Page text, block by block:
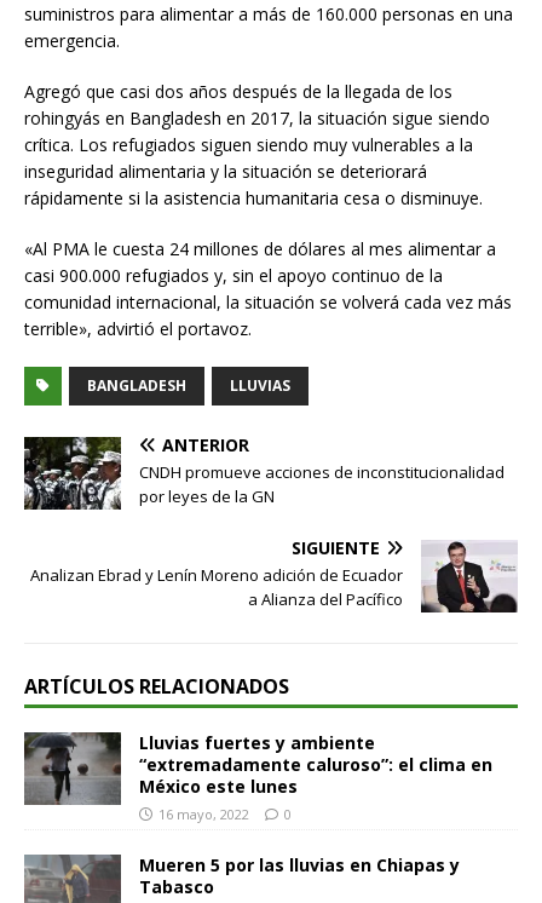
suministros para alimentar a más de 160.000 personas en una
emergencia.
Agregó que casi dos años después de la llegada de los
rohingyás en Bangladesh en 2017, la situación sigue siendo
crítica. Los refugiados siguen siendo muy vulnerables a la
inseguridad alimentaria y la situación se deteriorará
rápidamente si la asistencia humanitaria cesa o disminuye.
«Al PMA le cuesta 24 millones de dólares al mes alimentar a
casi 900.000 refugiados y, sin el apoyo continuo de la
comunidad internacional, la situación se volverá cada vez más
terrible», advirtió el portavoz.
BANGLADESH LLUVIAS
ANTERIOR
CNDH promueve acciones de inconstitucionalidad
por leyes de la GN
SIGUIENTE
Analizan Ebrad y Lenín Moreno adición de Ecuador
a Alianza del Pacífico
ARTÍCULOS RELACIONADOS
Lluvias fuertes y ambiente
“extremadamente caluroso”: el clima en
México este lunes
16 mayo, 2022 0
Mueren 5 por las lluvias en Chiapas y
Tabasco